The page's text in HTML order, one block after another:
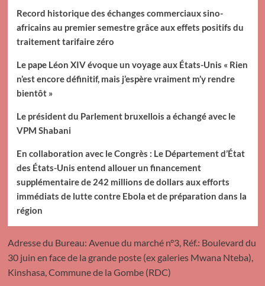
Record historique des échanges commerciaux sino-
africains au premier semestre grâce aux effets positifs du
traitement tarifaire zéro
Le pape Léon XIV évoque un voyage aux États-Unis « Rien
n’est encore définitif, mais j’espère vraiment m’y rendre
bientôt »
Le président du Parlement bruxellois a échangé avec le
VPM Shabani
En collaboration avec le Congrès : Le Département d’État
des États-Unis entend allouer un financement
supplémentaire de 242 millions de dollars aux efforts
immédiats de lutte contre Ebola et de préparation dans la
région
Adresse du Bureau: Avenue du marché n°3, Réf.: Boulevard du
30 juin en face de la grande poste (ex galeries Mwana Nteba),
Kinshasa, Commune de la Gombe (RDC)